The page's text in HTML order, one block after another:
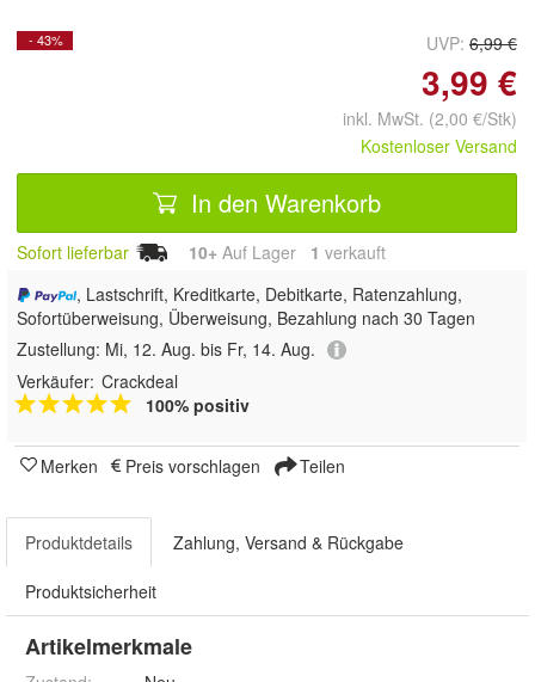
- 43% UVP: 6,99 €
3,99 €
inkl. MwSt. (2,00 €/Stk)
Kostenloser Versand
In den Warenkorb
Sofort lieferbar 10+ Auf Lager 1 verkauft
, Lastschrift, Kreditkarte, Debitkarte, Ratenzahlung,
Sofortüberweisung, Überweisung, Bezahlung nach 30 Tagen
Zustellung: Mi, 12. Aug. bis Fr, 14. Aug.
Verkäufer: Crackdeal
100% positiv
Merken Preis vorschlagen Teilen
Produktdetails Zahlung, Versand & Rückgabe
Produktsicherheit
Artikelmerkmale